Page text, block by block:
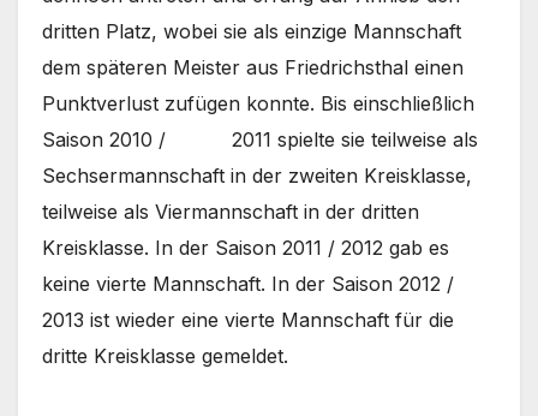
dritten Platz, wobei sie als einzige Mannschaft
dem späteren Meister aus Friedrichsthal einen
Punktverlust zufügen konnte. Bis einschließlich
Saison 2010 / 2011 spielte sie teilweise als
Sechsermannschaft in der zweiten Kreisklasse,
teilweise als Viermannschaft in der dritten
Kreisklasse. In der Saison 2011 / 2012 gab es
keine vierte Mannschaft. In der Saison 2012 /
2013 ist wieder eine vierte Mannschaft für die
dritte Kreisklasse gemeldet.